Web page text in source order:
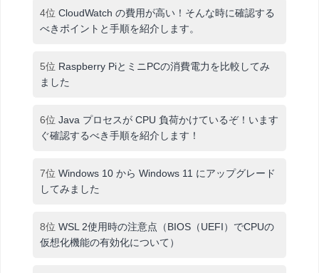
4位 CloudWatch の費用が高い！そんな時に確認する
べきポイントと手順を紹介します。
5位 Raspberry PiとミニPCの消費電力を比較してみ
ました
6位 Java プロセスが CPU 負荷かけているぞ！います
ぐ確認するべき手順を紹介します！
7位 Windows 10 から Windows 11 にアップグレード
してみました
8位 WSL 2使用時の注意点（BIOS（UEFI）でCPUの
仮想化機能の有効化について）